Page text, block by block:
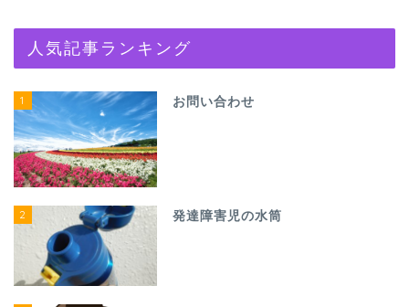
人気記事ランキング
1 お問い合わせ
2 発達障害児の水筒